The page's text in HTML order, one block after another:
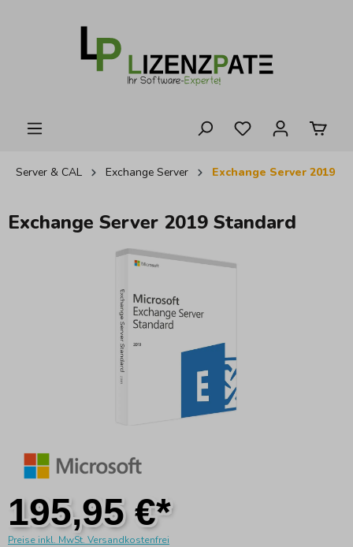
Server & CAL Exchange Server Exchange Server 2019
Exchange Server 2019 Standard
Bildergalerie überspringen
195,95 €*
Preise inkl. MwSt. Versandkostenfrei